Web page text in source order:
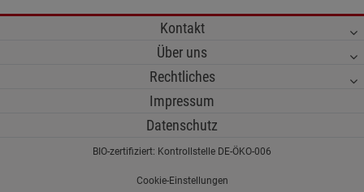
Kontakt
Über uns
Rechtliches
Impressum
Datenschutz
BIO-zertifiziert: Kontrollstelle DE-ÖKO-006
Cookie-Einstellungen